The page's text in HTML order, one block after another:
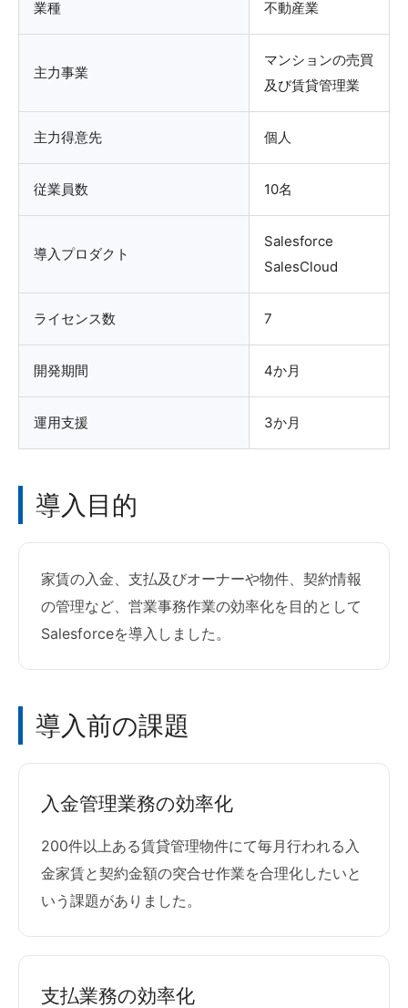
業種 不動産業
主力事業
マンションの売買
及び賃貸管理業
主力得意先 個人
従業員数 10名
導入プロダクト
Salesforce
SalesCloud
ライセンス数 7
開発期間 4か月
運用支援 3か月
導入目的
家賃の入金、支払及びオーナーや物件、契約情報
の管理など、営業事務作業の効率化を目的として
Salesforceを導入しました。
導入前の課題
入金管理業務の効率化
200件以上ある賃貸管理物件にて毎月行われる入
金家賃と契約金額の突合せ作業を合理化したいと
いう課題がありました。
支払業務の効率化